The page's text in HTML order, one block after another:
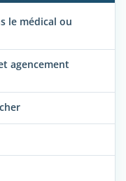
le médical ou
agencement